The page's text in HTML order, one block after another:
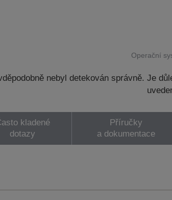
Operační
nebyl detekován správně. Je
kladené
dotazy
Příručky
a dokumentace